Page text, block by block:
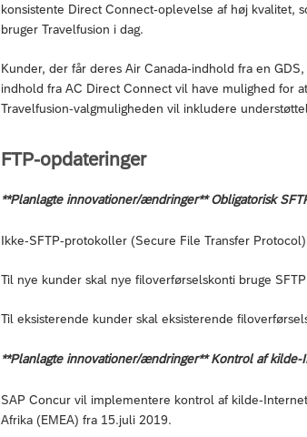
konsistente Direct Connect-oplevelse af høj
bruger Travelfusion i dag.
Kunder, der får deres Air Canada-indhold fra en
indhold fra AC Direct Connect vil have mulighed for
Travelfusion-valgmuligheden vil inkludere
FTP-opdateringer
**Planlagte innovationer/ændringer** Obligatorisk
Ikke-SFTP-protokoller (Secure File Transfer
Til nye kunder skal nye filoverførselskonti bruge
Til eksisterende kunder skal eksisterende
**Planlagte innovationer/ændringer** Kontrol af kilde-
SAP Concur vil implementere kontrol af kilde-
Afrika (EMEA) fra 15.juli 2019.